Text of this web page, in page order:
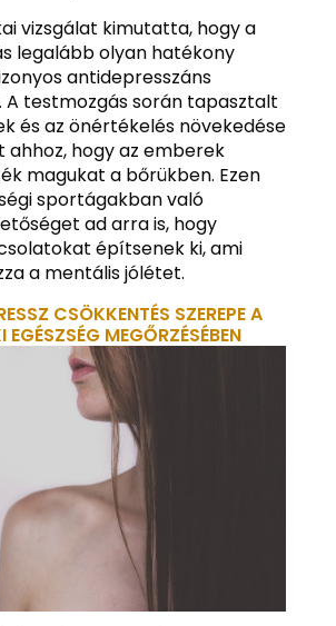
vizsgálat kimutatta, hogy a
legalább olyan hatékony
antidepresszáns
A testmozgás során tapasztalt
és az önértékelés növekedése
ahhoz, hogy az emberek
magukat a bőrükben. Ezen
sportágakban való
ad arra is, hogy
építsenek ki, ami
a mentális jólétet.
CSÖKKENTÉS SZEREPE A
EGÉSZSÉG MEGŐRZÉSÉBEN